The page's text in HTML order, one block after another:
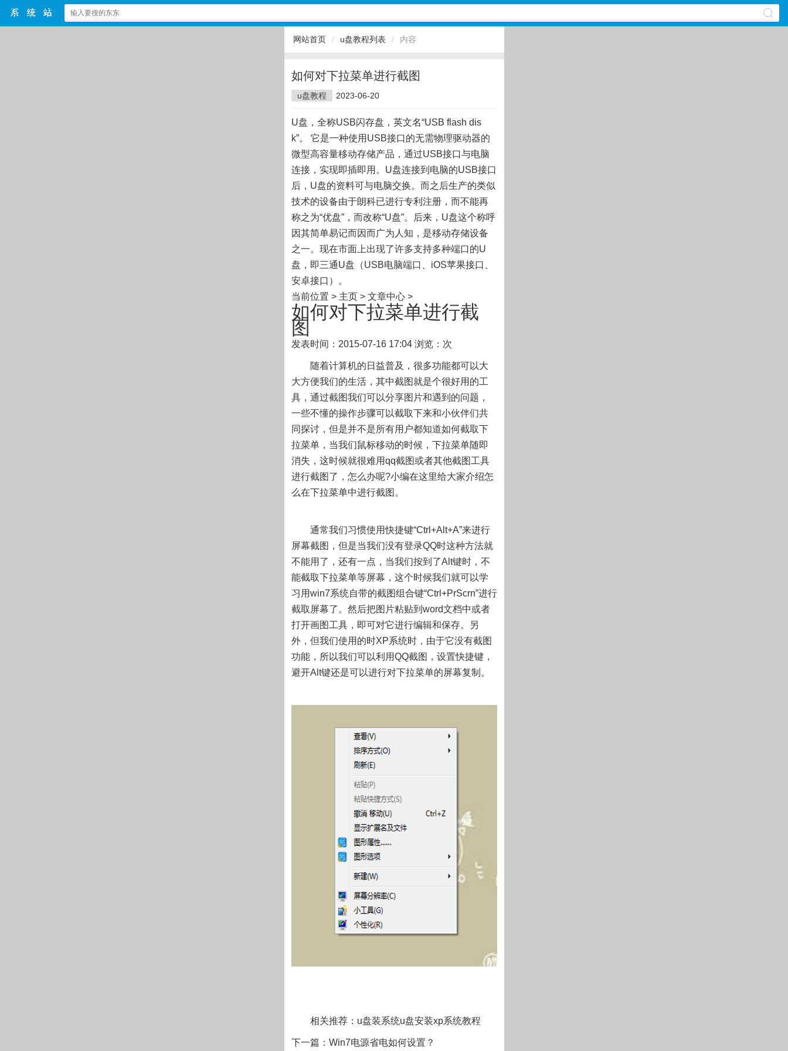
网站首页 / u盘教程列表 / 内容
如何对下拉菜单进行截图
u盘教程 2023-06-20
U盘，全称USB闪存盘，英文名“USB flash dis
k”。 它是一种使用USB接口的无需物理驱动器的
微型高容量移动存储产品，通过USB接口与电脑
连接，实现即插即用。U盘连接到电脑的USB接口
后，U盘的资料可与电脑交换。而之后生产的类似
技术的设备由于朗科已进行专利注册，而不能再
称之为“优盘”，而改称“U盘”。后来，U盘这个称呼
因其简单易记而因而广为人知，是移动存储设备
之一。现在市面上出现了许多支持多种端口的U
盘，即三通U盘（USB电脑端口、iOS苹果接口、
安卓接口）。
当前位置 > 主页 > 文章中心 >
如何对下拉菜单进行截
图
发表时间：2015-07-16 17:04 浏览：次
随着计算机的日益普及，很多功能都可以大
大方便我们的生活，其中截图就是个很好用的工
具，通过截图我们可以分享图片和遇到的问题，
一些不懂的操作步骤可以截取下来和小伙伴们共
同探讨，但是并不是所有用户都知道如何截取下
拉菜单，当我们鼠标移动的时候，下拉菜单随即
消失，这时候就很难用qq截图或者其他截图工具
进行截图了，怎么办呢?小编在这里给大家介绍怎
么在下拉菜单中进行截图。
通常我们习惯使用快捷键“Ctrl+Alt+A”来进行
屏幕截图，但是当我们没有登录QQ时这种方法就
不能用了，还有一点，当我们按到了Alt键时，不
能截取下拉菜单等屏幕，这个时候我们就可以学
习用win7系统自带的截图组合键“Ctrl+PrScrn”进行
截取屏幕了。然后把图片粘贴到word文档中或者
打开画图工具，即可对它进行编辑和保存。另
外，但我们使用的时XP系统时，由于它没有截图
功能，所以我们可以利用QQ截图，设置快捷键，
避开Alt键还是可以进行对下拉菜单的屏幕复制。
相关推荐：u盘装系统u盘安装xp系统教程
下一篇：Win7电源省电如何设置？